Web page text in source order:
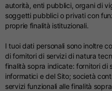
autorità, enti pubblici, organi di
soggetti pubblici o privati con
proprie finalità istituzionali.
I tuoi dati personali sono inoltre
di fornitori di servizi di natura
finalità sopra indicate: fornitori di
informatici e del Sito; società
servizi funzionali alle finalità